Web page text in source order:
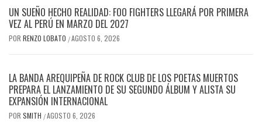
UN SUEÑO HECHO REALIDAD: FOO FIGHTERS LLEGARÁ POR PRIMERA
VEZ AL PERÚ EN MARZO DEL 2027
POR RENZO LOBATO /AGOSTO 6, 2026
LA BANDA AREQUIPEÑA DE ROCK CLUB DE LOS POETAS MUERTOS
PREPARA EL LANZAMIENTO DE SU SEGUNDO ÁLBUM Y ALISTA SU
EXPANSIÓN INTERNACIONAL
POR SMITH /AGOSTO 6, 2026